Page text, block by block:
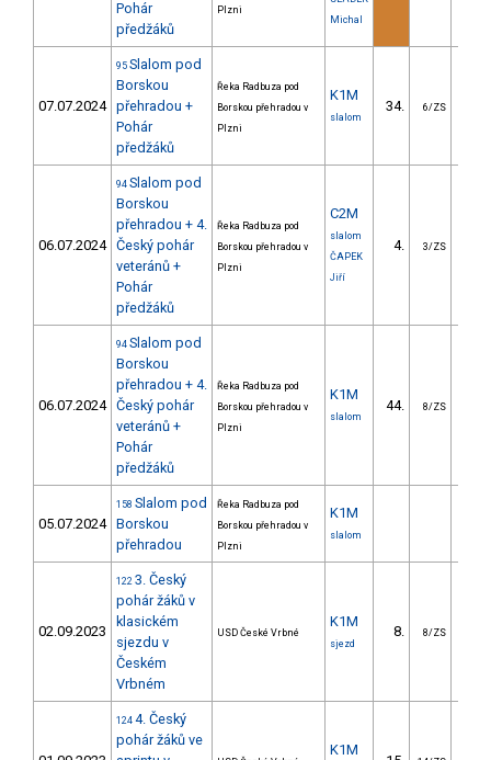
Pohár
předžáků
Plzni
Michal
07.07.2024
95 Slalom pod
Borskou
přehradou +
Pohár
předžáků
Řeka Radbuza pod
Borskou přehradou v
Plzni
K1M
slalom
34. 6/ZS
06.07.2024
94 Slalom pod
Borskou
přehradou + 4.
Český pohár
veteránů +
Pohár
předžáků
Řeka Radbuza pod
Borskou přehradou v
Plzni
C2M
slalom
ČAPEK
Jiří
4. 3/ZS
06.07.2024
94 Slalom pod
Borskou
přehradou + 4.
Český pohár
veteránů +
Pohár
předžáků
Řeka Radbuza pod
Borskou přehradou v
Plzni
K1M
slalom
44. 8/ZS
05.07.2024
158 Slalom pod
Borskou
přehradou
Řeka Radbuza pod
Borskou přehradou v
Plzni
K1M
slalom
02.09.2023
122 3. Český
pohár žáků v
klasickém
sjezdu v
Českém
Vrbném
USD České Vrbné
K1M
sjezd
8. 8/ZS
124 4. Český
pohár žáků ve
K1M